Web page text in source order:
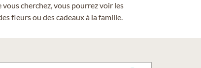
cherchez, vous pourrez voir les
fleurs ou des cadeaux à la famille.